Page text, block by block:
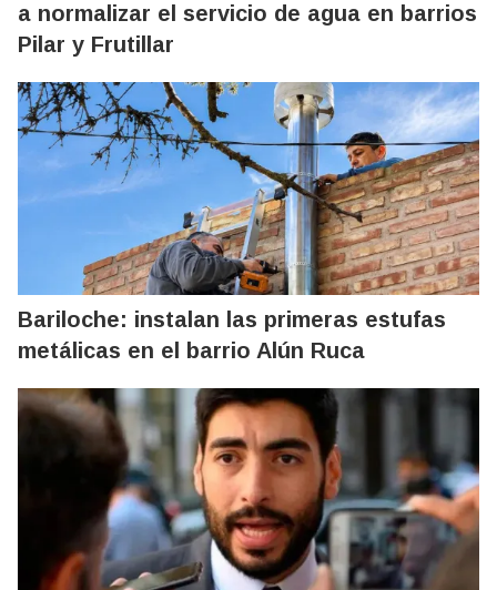
a normalizar el servicio de agua en barrios
Pilar y Frutillar
Bariloche: instalan las primeras estufas
metálicas en el barrio Alún Ruca